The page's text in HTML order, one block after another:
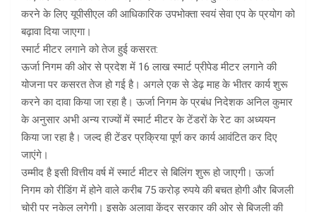
करने के लिए यूपीसीएल की आधिकारिक उपभोक्ता स्वयं सेवा एप के प्रयोग को
बढ़ावा दिया जाएगा।
स्मार्ट मीटर लगाने को तेज हुई कसरत:
ऊर्जा निगम की ओर से प्रदेश में 16 लाख स्मार्ट प्रीपेड मीटर लगाने की
योजना पर कसरत तेज हो गई है। अगले एक से डेढ़ माह के भीतर कार्य शुरू
करने का दावा किया जा रहा है। ऊर्जा निगम के प्रबंध निदेशक अनिल कुमार
के अनुसार अभी अन्य राज्यों में स्मार्ट मीटर के टेंडरों के रेट का अध्ययन
किया जा रहा है। जल्द ही टेंडर प्रक्रिया पूर्ण कर कार्य आवंटित कर दिए
जाएंगे।
उम्मीद है इसी वित्तीय वर्ष में स्मार्ट मीटर से बिलिंग शुरू हो जाएगी। ऊर्जा
निगम को रीडिंग में होने वाले करीब 75 करोड़ रुपये की बचत होगी और बिजली
चोरी पर नकेल लगेगी। इसके अलावा केंद्र सरकार की ओर से बिजली की